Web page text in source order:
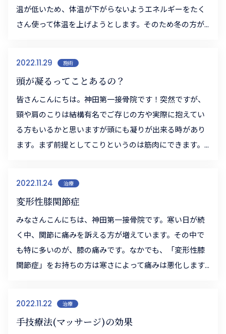
温が低いため、体温が下がらないようエネルギーをたく
さん使って体温を上げようとします。そのため冬の方が...
2022.11.29 施術
頭が凝るってことあるの？
皆さんこんにちは。神田第一接骨院です！突然ですが、
頸や肩のこりは結構有名でご存じの方や実際に抱えてい
る方もいるかと思いますが頭にも凝りが出来る時があり
ます。まず前提としてこりというのは筋肉にできます。...
2022.11.24 治療
変形性膝関節症
みなさんこんにちは、神田第一接骨院です。寒い日が続
く中、関節に痛みを訴える方が増えています。その中で
も特に多いのが、膝の痛みです。なかでも、「変形性膝
関節症」をお持ちの方は寒さによって痛みは悪化します...
2022.11.22 治療
手技療法(マッサージ)の効果